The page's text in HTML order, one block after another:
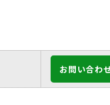
お問い合わ